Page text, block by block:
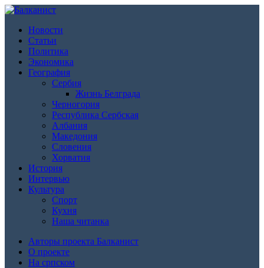
Новости
Статьи
Политика
Экономика
География
Сербия
Жизнь Белграда
Черногория
Республика Сербская
Албания
Македония
Словения
Хорватия
История
Интервью
Культура
Спорт
Кухня
Наша читанка
Авторы проекта Балканист
О проекте
На српском